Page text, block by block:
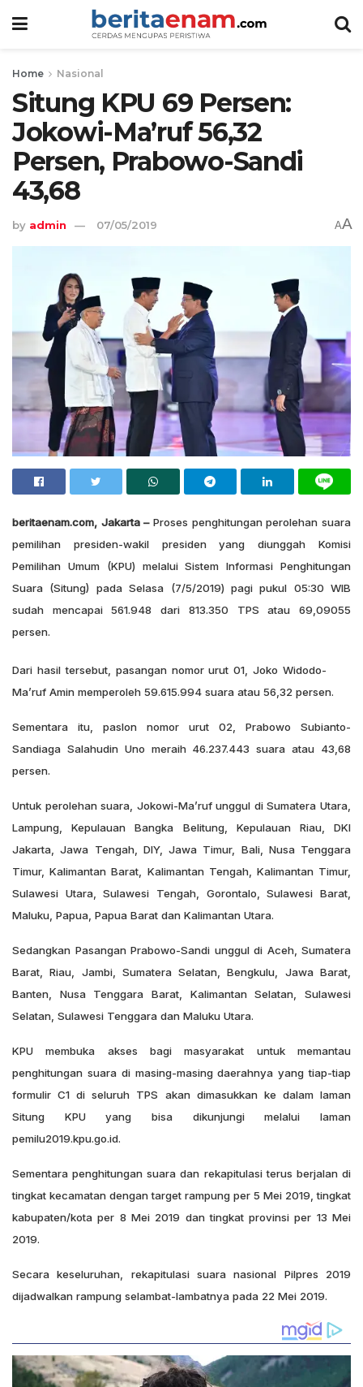
Home Nasional
Situng KPU 69 Persen:
Jokowi-Ma’ruf 56,32
Persen, Prabowo-Sandi
43,68
by admin 07/05/2019 AA
beritaenam.com, Jakarta –Proses penghitungan perolehan suara
pemilihan presiden-wakil presiden yang diunggah Komisi
Pemilihan Umum (KPU) melalui Sistem Informasi Penghitungan
Suara (Situng) pada Selasa (7/5/2019) pagi pukul 05:30 WIB
sudah mencapai 561.948 dari 813.350 TPS atau 69,09055
persen.
Dari hasil tersebut, pasangan nomor urut 01, Joko Widodo-
Ma’ruf Amin memperoleh 59.615.994 suara atau 56,32 persen.
Sementara itu, paslon nomor urut 02, Prabowo Subianto-
Sandiaga Salahudin Uno meraih 46.237.443 suara atau 43,68
persen.
Untuk perolehan suara, Jokowi-Ma’ruf unggul di Sumatera Utara,
Lampung, Kepulauan Bangka Belitung, Kepulauan Riau, DKI
Jakarta, Jawa Tengah, DIY, Jawa Timur, Bali, Nusa Tenggara
Timur, Kalimantan Barat, Kalimantan Tengah, Kalimantan Timur,
Sulawesi Utara, Sulawesi Tengah, Gorontalo, Sulawesi Barat,
Maluku, Papua, Papua Barat dan Kalimantan Utara.
Sedangkan Pasangan Prabowo-Sandi unggul di Aceh, Sumatera
Barat, Riau, Jambi, Sumatera Selatan, Bengkulu, Jawa Barat,
Banten, Nusa Tenggara Barat, Kalimantan Selatan, Sulawesi
Selatan, Sulawesi Tenggara dan Maluku Utara.
KPU membuka akses bagi masyarakat untuk memantau
penghitungan suara di masing-masing daerahnya yang tiap-tiap
formulir C1 di seluruh TPS akan dimasukkan ke dalam laman
Situng KPU yang bisa dikunjungi melalui laman
pemilu2019.kpu.go.id.
Sementara penghitungan suara dan rekapitulasi terus berjalan di
tingkat kecamatan dengan target rampung per 5 Mei 2019, tingkat
kabupaten/kota per 8 Mei 2019 dan tingkat provinsi per 13 Mei
2019.
Secara keseluruhan, rekapitulasi suara nasional Pilpres 2019
dijadwalkan rampung selambat-lambatnya pada 22 Mei 2019.